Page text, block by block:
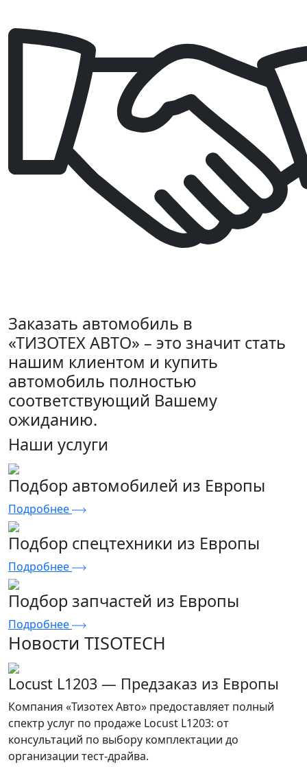
Заказать автомобиль в
«ТИЗОТЕХ АВТО» – это значит стать
нашим клиентом и купить
автомобиль полностью
соответствующий Вашему
ожиданию.
Наши услуги
Подбор автомобилей из Европы
Подробнее
Подбор спецтехники из Европы
Подробнее
Подбор запчастей из Европы
Подробнее
Новости TISOTECH
Locust L1203 — Предзаказ из Европы
Компания «Тизотех Авто» предоставляет полный
спектр услуг по продаже Locust L1203: от
консультаций по выбору комплектации до
организации тест-драйва.